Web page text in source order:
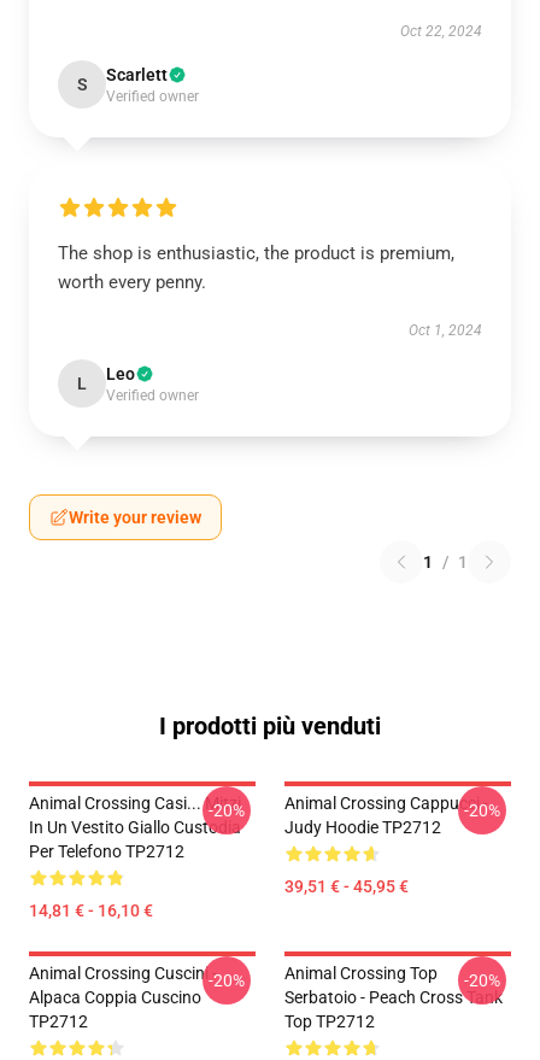
Oct 22, 2024
S Scarlett
Verified owner
The shop is enthusiastic, the product is premium,
worth every penny.
Oct 1, 2024
L Leo
Verified owner
Write your review
1 / 1
I prodotti più venduti
Animal Crossing Casi... Mitzi
In Un Vestito Giallo Custodia
Per Telefono TP2712
14,81 € - 16,10 €
-20%
Animal Crossing Cappucci -
Judy Hoodie TP2712
39,51 € - 45,95 €
-20%
Animal Crossing Cuscini -
Alpaca Coppia Cuscino
TP2712
-20%
Animal Crossing Top
Serbatoio - Peach Cross Tank
Top TP2712
-20%